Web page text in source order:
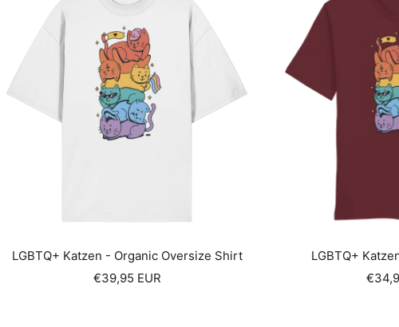
LGBTQ+ Katzen - Organic Oversize Shirt
Sale
€39,95 EUR
LGBTQ+
Sale